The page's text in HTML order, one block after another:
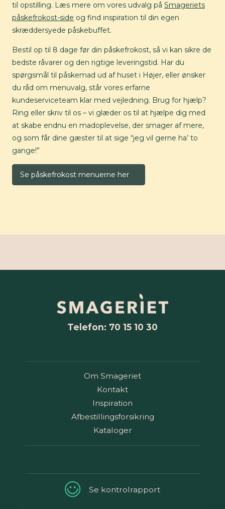
til opstilling. Læs mere om vores udvalg på Smageriets
påskefrokost-side og find inspiration til din egen
skræddersyede påskebuffet.
Bestil op til 8 dage før din påskefrokost, så vi kan sikre de
bedste råvarer og den rigtige leveringstid. Har du
spørgsmål til påskemad ud af huset i Højer, eller ønsker
du råd om menuvalg, står vores erfarne
kundeserviceteam klar med vejledning. Brug for hjælp?
Ring eller skriv til os – vi glæder os til at hjælpe dig med
at skabe endnu en madoplevelse, der smager af mere,
og som får dine gæster til at sige “jeg vil gerne ha’ to
gange!”
Se påskefrokost menuerne her
Telefon: 70 15 10 30
Om Smageriet
Kontakt
Inspiration
Afbestillingsforsikring
Kataloger
Se kontrolrapport